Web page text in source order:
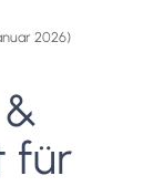
2026)
für